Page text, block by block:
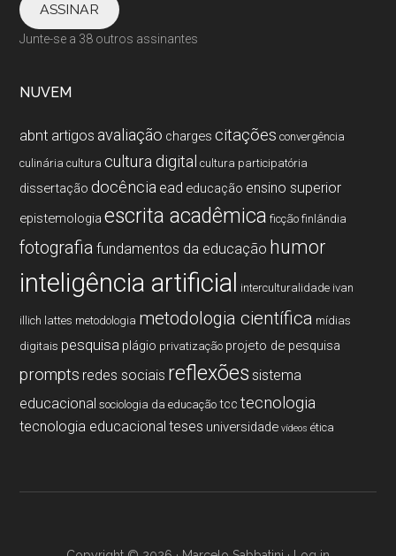
ASSINAR
Junte-se a 38 outros assinantes
NUVEM
abnt artigos avaliação charges citações convergência
culinária cultura cultura digital cultura participatória
dissertação docência ead educação ensino superior
epistemologia escrita acadêmica ficção finlândia
fotografia fundamentos da educação humor
inteligência artificial interculturalidade ivan
illich lattes metodologia metodologia cientí­fica mí­dias
digitais pesquisa plágio privatização projeto de pesquisa
prompts redes sociais reflexões sistema
educacional sociologia da educação tcc tecnologia
tecnologia educacional teses universidade vídeos ética